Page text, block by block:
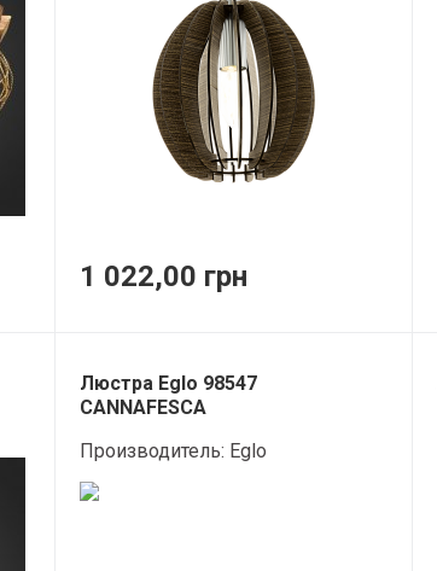
1 022,00 грн
Люстра Eglo 98547
CANNAFESCA
Производитель: Eglo